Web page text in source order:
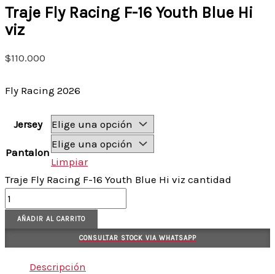
Traje Fly Racing F-16 Youth Blue Hi
viz
$110.000
Fly Racing 2026
Jersey
Pantalon
Limpiar
Traje Fly Racing F-16 Youth Blue Hi viz cantidad
AÑADIR AL CARRITO
CONSULTAR STOCK VIA WHATSAPP
Descripción